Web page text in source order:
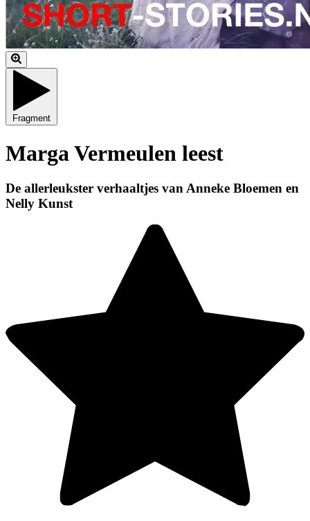
Fragment
Marga Vermeulen leest
De allerleukster verhaaltjes van Anneke Bloemen en
Nelly Kunst